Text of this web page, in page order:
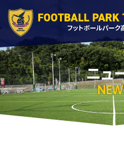
ニュ